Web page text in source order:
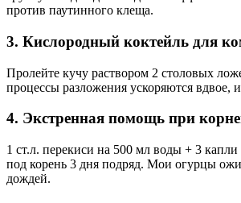
против паутинного клеща.
3. Кислородный коктейль для
Пролейте кучу раствором 2 столовых
процессы разложения ускоряются вдвое,
4. Экстренная помощь при
1 ст.л. перекиси на 500 мл воды + 3
под корень 3 дня подряд. Мои огурцы
дождей.